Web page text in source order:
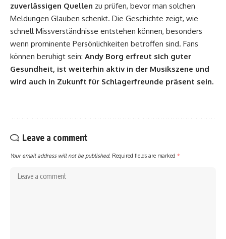
zuverlässigen Quellen zu prüfen, bevor man solchen
Meldungen Glauben schenkt. Die Geschichte zeigt, wie
schnell Missverständnisse entstehen können, besonders
wenn prominente Persönlichkeiten betroffen sind. Fans
können beruhigt sein: Andy Borg erfreut sich guter
Gesundheit, ist weiterhin aktiv in der Musikszene und
wird auch in Zukunft für Schlagerfreunde präsent sein.
Leave a comment
Your email address will not be published. Required fields are marked *